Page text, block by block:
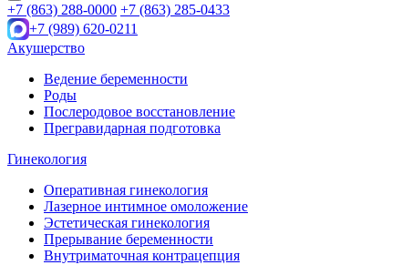
+7 (863) 288-0000 +7 (863) 285-0433
+7 (989) 620-0211
Акушерство
Ведение беременности
Роды
Послеродовое восстановление
Прегравидарная подготовка
Гинекология
Оперативная гинекология
Лазерное интимное омоложение
Эстетическая гинекология
Прерывание беременности
Внутриматочная контрацепция